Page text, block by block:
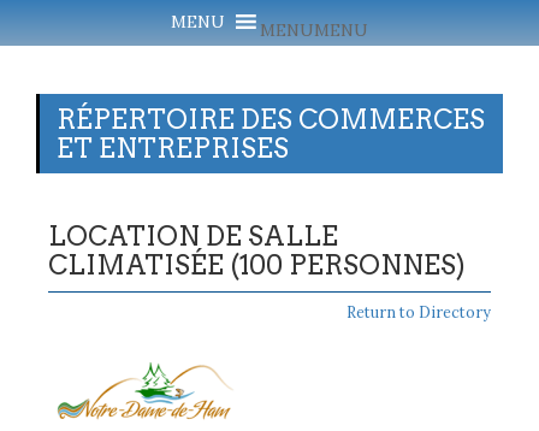
MENUMENU
RÉPERTOIRE DES COMMERCES
ET ENTREPRISES
LOCATION DE SALLE
CLIMATISÉE (100 PERSONNES)
Return to Directory